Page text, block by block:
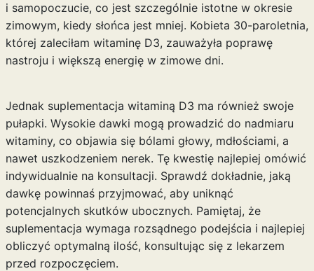
i samopoczucie, co jest szczególnie istotne w okresie
zimowym, kiedy słońca jest mniej. Kobieta 30-paroletnia,
której zaleciłam witaminę D3, zauważyła poprawę
nastroju i większą energię w zimowe dni.
Jednak suplementacja witaminą D3 ma również swoje
pułapki. Wysokie dawki mogą prowadzić do nadmiaru
witaminy, co objawia się bólami głowy, mdłościami, a
nawet uszkodzeniem nerek. Tę kwestię najlepiej omówić
indywidualnie na konsultacji. Sprawdź dokładnie, jaką
dawkę powinnaś przyjmować, aby uniknąć
potencjalnych skutków ubocznych. Pamiętaj, że
suplementacja wymaga rozsądnego podejścia i najlepiej
obliczyć optymalną ilość, konsultując się z lekarzem
przed rozpoczęciem.